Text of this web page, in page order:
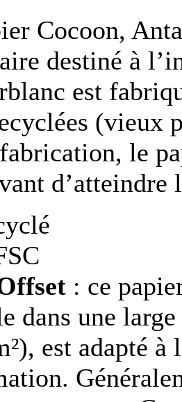
Cocoon,
destiné à
est
(vieux
le
: ce
dans une
est adapté